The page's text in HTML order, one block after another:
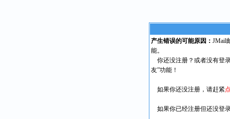
产生错误的可能原因： JMail
能。
你还没注册？或者没有登
友”功能！
如果你还没注册，请赶紧
如果你已经注册但还没登